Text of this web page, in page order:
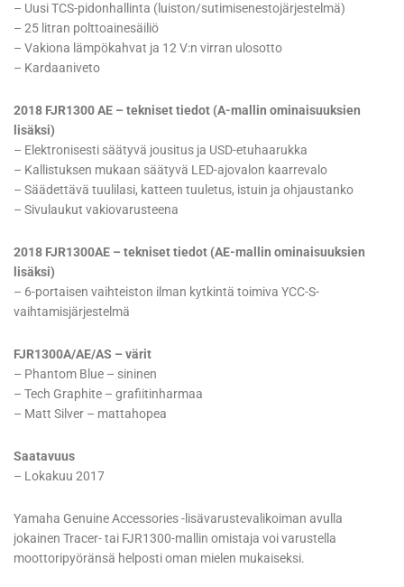
– Uusi TCS-pidonhallinta (luiston/sutimisenestojärjestelmä)
– 25 litran polttoainesäiliö
– Vakiona lämpökahvat ja 12 V:n virran ulosotto
– Kardaaniveto
2018 FJR1300 AE – tekniset tiedot (A-mallin ominaisuuksien
lisäksi)
– Elektronisesti säätyvä jousitus ja USD-etuhaarukka
– Kallistuksen mukaan säätyvä LED-ajovalon kaarrevalo
– Säädettävä tuulilasi, katteen tuuletus, istuin ja ohjaustanko
– Sivulaukut vakiovarusteena
2018 FJR1300AE – tekniset tiedot (AE-mallin ominaisuuksien
lisäksi)
– 6-portaisen vaihteiston ilman kytkintä toimiva YCC-S-
vaihtamisjärjestelmä
FJR1300A/AE/AS – värit
– Phantom Blue – sininen
– Tech Graphite – grafiitinharmaa
– Matt Silver – mattahopea
Saatavuus
– Lokakuu 2017
Yamaha Genuine Accessories -lisävarustevalikoiman avulla
jokainen Tracer- tai FJR1300-mallin omistaja voi varustella
moottoripyöränsä helposti oman mielen mukaiseksi.